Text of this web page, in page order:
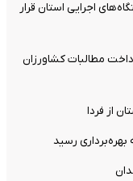
اجرایی استان قرار
مطالبات کشاورزان